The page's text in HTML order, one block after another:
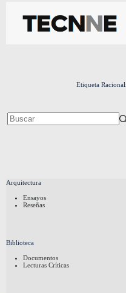
contenido
Etiqueta
Arquitectura
Ensayos
Reseñas
Biblioteca
Documentos
Lecturas Críticas